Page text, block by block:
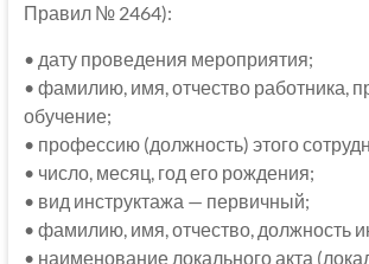
Правил № 2464):
• дату проведения мероприятия;
• фамилию, имя, отчество работника,
обучение;
• профессию (должность) этого
• число, месяц, год его рождения;
• вид инструктажа — первичный;
• фамилию, имя, отчество, должность
• наименование локального акта